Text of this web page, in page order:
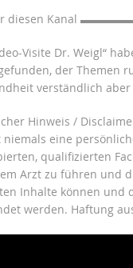
diesen Kanal
Visite Dr. Weigl“
der Themen
verständlich
Hinweis /
niemals eine
qualifizierten
Arzt zu führen und
Inhalte können und
werden. Haftung